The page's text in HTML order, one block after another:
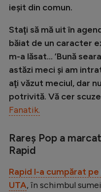
Rugby
Alte
JO 2024
JO 2026
Intră în cont
ieşit din comun.
Staţi să mă uit în
băiat de un caracter
m-a lăsat… ’Bună
astăzi meci şi am
aţi văzut meciul, dar
potrivită. Vă cer
Fanatik.
Rareș Pop a
Rapid
Rapid l-a cumpărat pe
UTA, în schimbul